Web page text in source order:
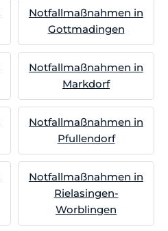
Notfallmaßnahmen in
Gottmadingen
Notfallmaßnahmen in
Markdorf
Notfallmaßnahmen in
Pfullendorf
Notfallmaßnahmen in
Rielasingen-
Worblingen